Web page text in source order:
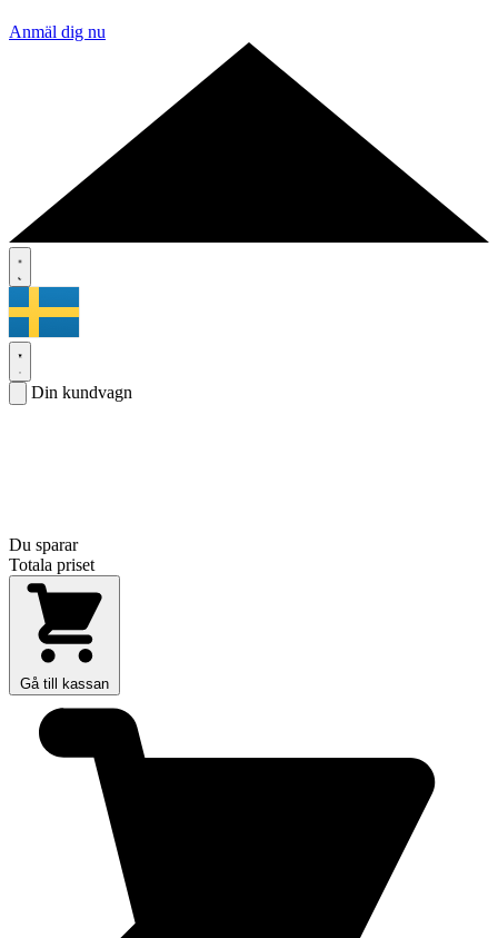
Anmäl dig nu
Din kundvagn
Du sparar
Totala priset
Gå till kassan